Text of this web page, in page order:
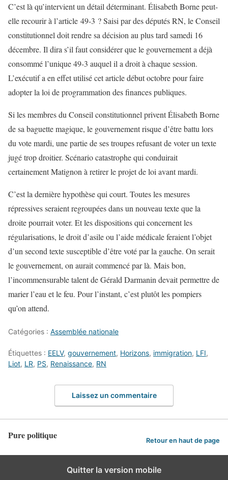
C’est là qu’intervient un détail déterminant. Élisabeth Borne peut-
elle recourir à l’article 49-3 ? Saisi par des députés RN, le Conseil
constitutionnel doit rendre sa décision au plus tard samedi 16
décembre. Il dira s’il faut considérer que le gouvernement a déjà
consommé l’unique 49-3 auquel il a droit à chaque session.
L’exécutif a en effet utilisé cet article début octobre pour faire
adopter la loi de programmation des finances publiques.
Si les membres du Conseil constitutionnel privent Élisabeth Borne
de sa baguette magique, le gouvernement risque d’être battu lors
du vote mardi, une partie de ses troupes refusant de voter un texte
jugé trop droitier. Scénario catastrophe qui conduirait
certainement Matignon à retirer le projet de loi avant mardi.
C’est la dernière hypothèse qui court. Toutes les mesures
répressives seraient regroupées dans un nouveau texte que la
droite pourrait voter. Et les dispositions qui concernent les
régularisations, le droit d’asile ou l’aide médicale feraient l’objet
d’un second texte susceptible d’être voté par la gauche. On serait
le gouvernement, on aurait commencé par là. Mais bon,
l’incommensurable talent de Gérald Darmanin devait permettre de
marier l’eau et le feu. Pour l’instant, c’est plutôt les pompiers
qu’on attend.
Catégories : Assemblée nationale
Étiquettes : EELV, gouvernement, Horizons, immigration, LFI,
Liot, LR, PS, Renaissance, RN
Laissez un commentaire
Pure politique Retour en haut de page
Quitter la version mobile